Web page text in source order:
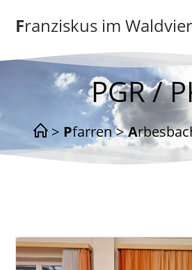
Inhalt
springenFranziskus im
PGR /
> Pfarren >
Arbesbach
Gottesdienstordnung